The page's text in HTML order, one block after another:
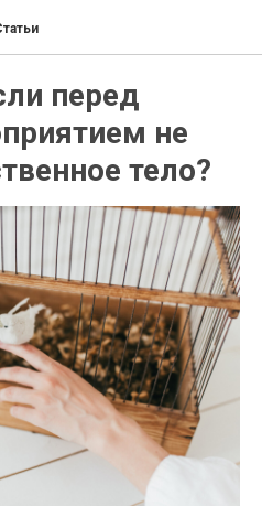
перед
не
тело?